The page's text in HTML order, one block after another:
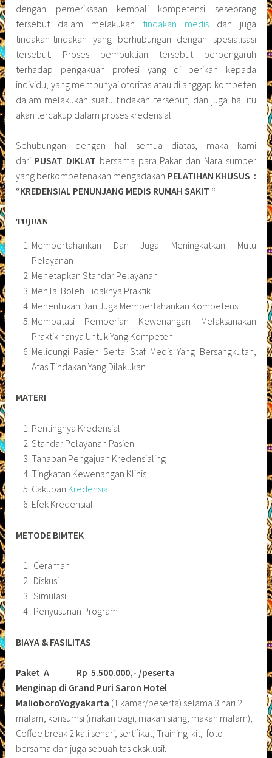
dengan pemeriksaan kembali kompetensi seseorang
tersebut dalam melakukan tindakan medisdan juga
tindakan-tindakan yang berhubungan dengan spesialisasi
tersebut. Proses pembuktian tersebut berpengaruh
terhadap pengakuan profesi yang di berikan kepada
individu, yang mempunyai otoritas atau di anggap kompeten
dalam melakukan suatu tindakan tersebut, dan juga hal itu
akan tercakup dalam proses kredensial.
Sehubungan dengan hal semua diatas, maka kami
dari PUSAT DIKLAT bersama para Pakar dan Nara sumber
yang berkompetenakan mengadakan PELATIHAN KHUSUS :
“KREDENSIAL PENUNJANG MEDIS RUMAH SAKIT “
TUJUAN
Mempertahankan Dan Juga Meningkatkan Mutu
Pelayanan
Menetapkan Standar Pelayanan
Menilai Boleh Tidaknya Praktik
Menentukan Dan Juga Mempertahankan Kompetensi
Membatasi Pemberian Kewenangan Melaksanakan
Praktik hanya Untuk Yang Kompeten
Melidungi Pasien Serta Staf Medis Yang Bersangkutan,
Atas Tindakan Yang Dilakukan.
MATERI
Pentingnya Kredensial
Standar Pelayanan Pasien
Tahapan Pengajuan Kredensialing
Tingkatan Kewenangan Klinis
Cakupan Kredensial
Efek Kredensial
METODE BIMTEK
Ceramah
Diskusi
Simulasi
Penyusunan Program
BIAYA & FASILITAS
Paket A Rp 5.500.000,- /peserta
Menginap di Grand Puri Saron Hotel
MalioboroYogyakarta (1 kamar/peserta) selama 3 hari 2
malam, konsumsi (makan pagi, makan siang, makan malam),
Coffee break 2 kali sehari, sertifikat, Training kit, foto
bersama dan juga sebuah tas eksklusif.